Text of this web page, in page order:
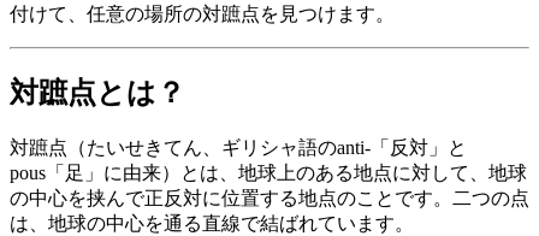
付けて、任意の場所の対蹠点を見つけます。
対蹠点とは？
対蹠点（たいせきてん、ギリシャ語のanti-「反対」と
pous「足」に由来）とは、地球上のある地点に対して、地球
の中心を挟んで正反対に位置する地点のことです。二つの点
は、地球の中心を通る直線で結ばれています。